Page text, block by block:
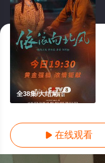
全38集/大结局
 在线观看